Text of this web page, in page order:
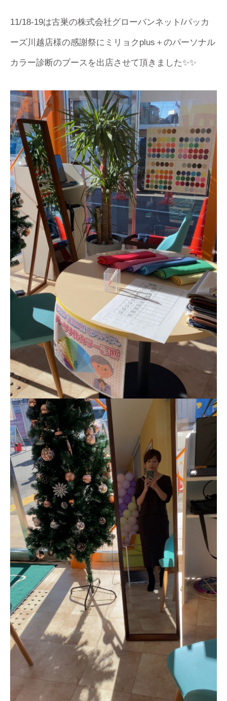
11/18-19は古巣の株式会社グローバンネット/パッカ
ーズ川越店様の感謝祭にミリョクplus＋のパーソナル
カラー診断のブースを出店させて頂きました✨✨